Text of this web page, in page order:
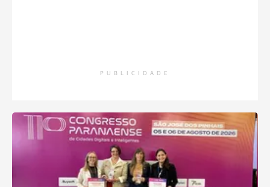
PUBLICIDADE